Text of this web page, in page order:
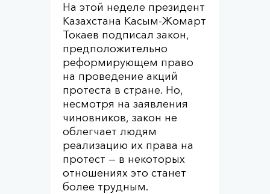
На этой неделе президент
Казахстана Касым-Жомарт
Токаев подписал закон,
предположительно
реформирующем право
на проведение акций
протеста в стране. Но,
несмотря на заявления
чиновников, закон не
облегчает людям
реализацию их права на
протест — в некоторых
отношениях это станет
более трудным.